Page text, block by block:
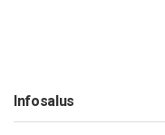
Infosalus